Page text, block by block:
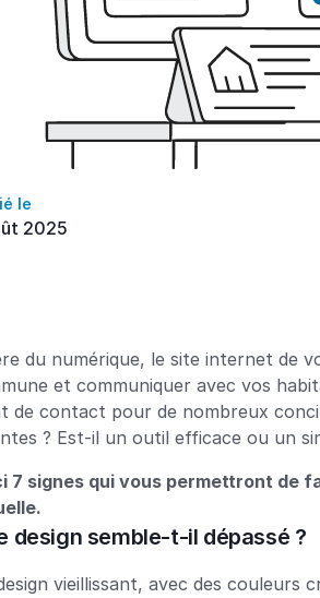
le
2025
du numérique, le site internet de
et communiquer avec vos
de contact pour de nombreux
? Est-il un outil efficace ou un
7 signes qui vous permettront de
design semble-t-il dépassé ?
vieillissant, avec des couleurs